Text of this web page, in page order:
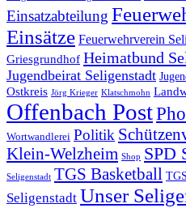
Einsatzabteilung
Einsätze Feuerwehrverein
Griesgrundhof Heimatbund
Jugendbeirat Seligenstadt
Ostkreis Jörg Krieger Klatschmohn
Offenbach Post
Wortwandlerei Politik
Klein-Welzheim Shop SPD
Seligenstadt TGS Basketball
Seligenstadt Unser